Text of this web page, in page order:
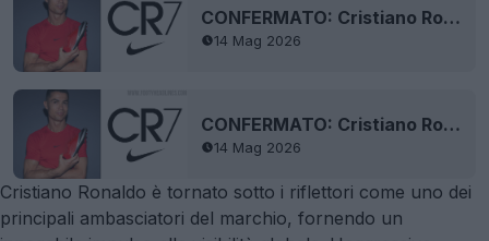
CONFERMATO: Cristiano Ronaldo torna come ambasciatore principale di Nike
14 Mag 2026
CONFERMATO: Cristiano Ronaldo torna come ambasciatore principale di Nike
14 Mag 2026
Cristiano Ronaldo è tornato sotto i riflettori come uno dei
principali ambasciatori del marchio, fornendo un